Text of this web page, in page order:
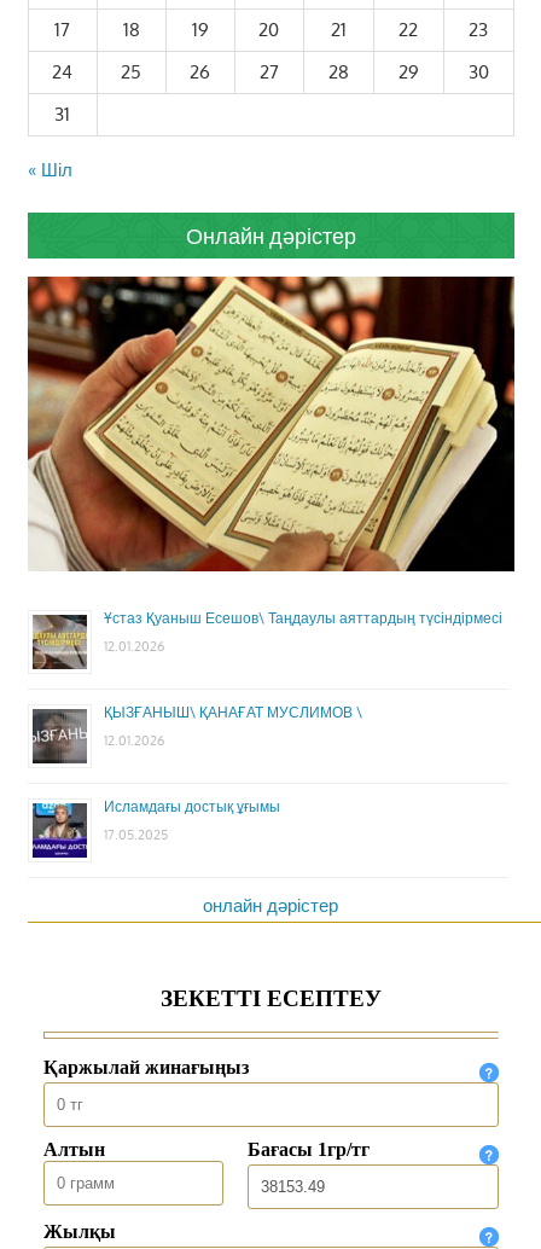
17
18 19 20 21 22
23
24
25 26 27 28 29
30
31
« Шіл
Онлайн дәрістер
Ұстаз Қуаныш Есешов\ Таңдаулы аяттардың түсіндірмесі
12.01.2026
ҚЫЗҒАНЫШ\ ҚАНАҒАТ МУСЛИМОВ \
12.01.2026
Исламдағы достық ұғымы
17.05.2025
онлайн дәрістер